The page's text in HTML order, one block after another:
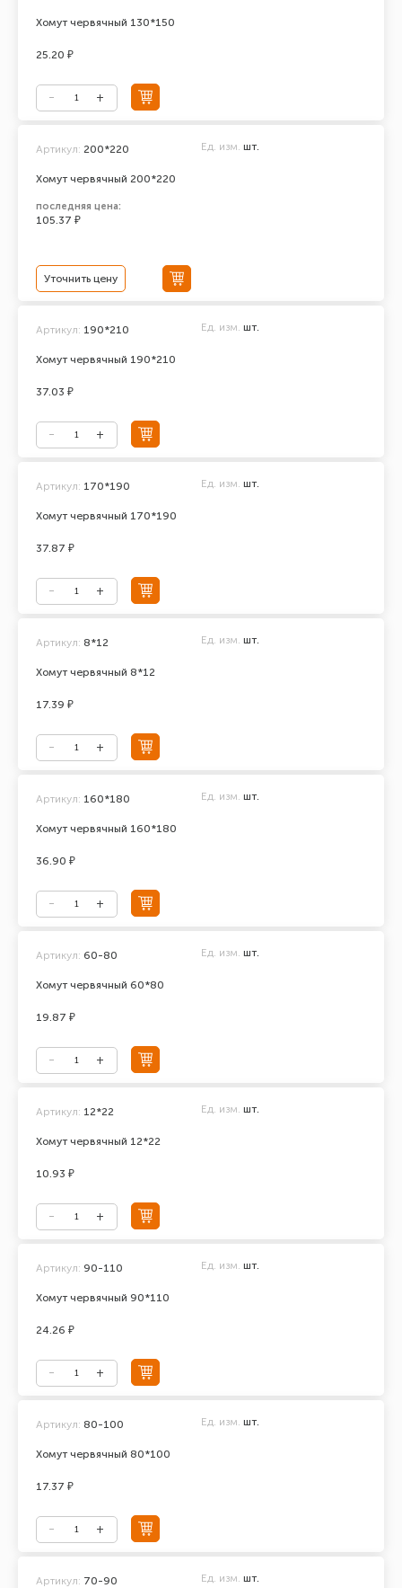
Хомут червячный 130*150
25.20 ₽
Хомут червячный 200*220
Артикул: 200*220 Ед. изм. шт.
последняя цена:
105.37 ₽
Уточнить цену
Хомут червячный 190*210
Артикул: 190*210 Ед. изм. шт.
37.03 ₽
Хомут червячный 170*190
Артикул: 170*190 Ед. изм. шт.
37.87 ₽
Хомут червячный 8*12
Артикул: 8*12 Ед. изм. шт.
17.39 ₽
Хомут червячный 160*180
Артикул: 160*180 Ед. изм. шт.
36.90 ₽
Хомут червячный 60*80
Артикул: 60-80 Ед. изм. шт.
19.87 ₽
Хомут червячный 12*22
Артикул: 12*22 Ед. изм. шт.
10.93 ₽
Хомут червячный 90*110
Артикул: 90-110 Ед. изм. шт.
24.26 ₽
Хомут червячный 80*100
Артикул: 80-100 Ед. изм. шт.
17.37 ₽
Артикул: 70-90 Ед. изм. шт.